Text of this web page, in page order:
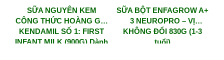
SỮA NGUYÊN KEM
CÔNG THỨC HOÀNG GIA
KENDAMIL SỐ 1: FIRST
INFANT MILK (900G) Dành
SỮA BỘT ENFAGROW A+
3 NEUROPRO – VỊ
KHÔNG ĐỔI 830G (1-3
tuổi)